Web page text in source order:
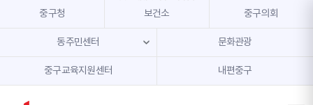
본문 내용 바로가기
주메뉴 바로가기
중구청 보건소 중구의회
동주민센터 문화관광
중구교육지원센터 내편중구